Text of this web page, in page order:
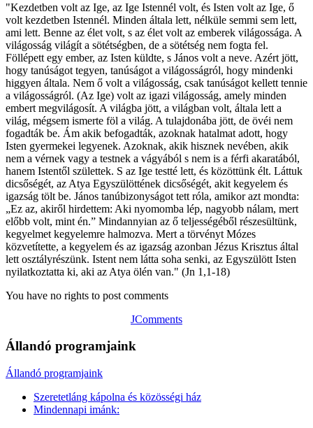
"Kezdetben volt az Ige, az Ige Istennél volt, és Isten volt az Ige, ő
volt kezdetben Istennél. Minden általa lett, nélküle semmi sem lett,
ami lett. Benne az élet volt, s az élet volt az emberek világossága. A
világosság világít a sötétségben, de a sötétség nem fogta fel.
Föllépett egy ember, az Isten küldte, s János volt a neve. Azért jött,
hogy tanúságot tegyen, tanúságot a világosságról, hogy mindenki
higgyen általa. Nem ő volt a világosság, csak tanúságot kellett tennie
a világosságról. (Az Ige) volt az igazi világosság, amely minden
embert megvilágosít. A világba jött, a világban volt, általa lett a
világ, mégsem ismerte föl a világ. A tulajdonába jött, de övéi nem
fogadták be. Ám akik befogadták, azoknak hatalmat adott, hogy
Isten gyermekei legyenek. Azoknak, akik hisznek nevében, akik
nem a vérnek vagy a testnek a vágyából s nem is a férfi akaratából,
hanem Istentől születtek. S az Ige testté lett, és közöttünk élt. Láttuk
dicsőségét, az Atya Egyszülöttének dicsőségét, akit kegyelem és
igazság tölt be. János tanúbizonyságot tett róla, amikor azt mondta:
„Ez az, akiről hirdettem: Aki nyomomba lép, nagyobb nálam, mert
előbb volt, mint én.” Mindannyian az ő teljességéből részesültünk,
kegyelmet kegyelemre halmozva. Mert a törvényt Mózes
közvetítette, a kegyelem és az igazság azonban Jézus Krisztus által
lett osztályrészünk. Istent nem látta soha senki, az Egyszülött Isten
nyilatkoztatta ki, aki az Atya ölén van." (Jn 1,1-18)
You have no rights to post comments
JComments
Állandó programjaink
Állandó programjaink
Szeretetláng kápolna és közösségi ház
Mindennapi imánk: